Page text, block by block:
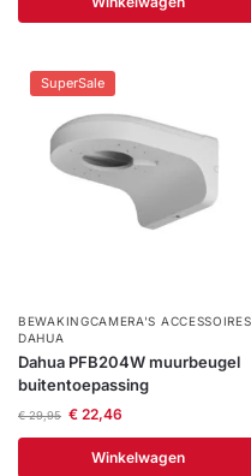
SuperSale
BEWAKINGCAMERA'S ACCESSOIRES
DAHUA
Dahua PFB204W muurbeugel
buitentoepassing
€29,95 €22,46
Winkelwagen